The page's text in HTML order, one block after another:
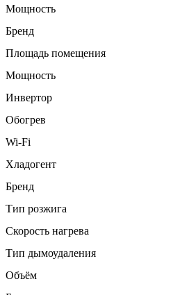
Мощность
Бренд
Площадь помещения
Мощность
Инвертор
Обогрев
Wi-Fi
Хладогент
Бренд
Тип розжига
Скорость нагрева
Тип дымоудаления
Объём